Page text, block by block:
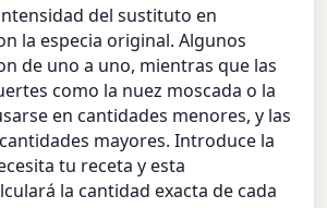
del sustituto en
la especia original. Algunos
de uno a uno, mientras que las
como la nuez moscada o la
en cantidades menores, y las
mayores. Introduce la
tu receta y esta
la cantidad exacta de cada